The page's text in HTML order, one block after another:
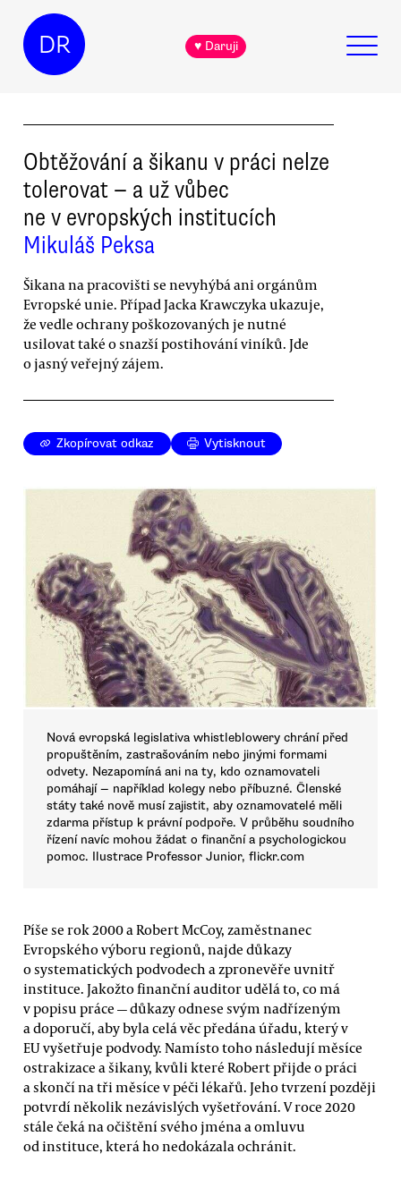
DR ♥ Daruji
Obtěžování a šikanu v práci nelze
tolerovat — a už vůbec
ne v evropských institucích
Mikuláš Peksa
Šikana na pracovišti se nevyhýbá ani orgánům
Evropské unie. Případ Jacka Krawczyka ukazuje,
že vedle ochrany poškozovaných je nutné
usilovat také o snazší postihování viníků. Jde
o jasný veřejný zájem.
Zkopírovat odkaz Vytisknout
Nová evropská legislativa whistleblowery chrání před
propuštěním, zastrašováním nebo jinými formami
odvety. Nezapomíná ani na ty, kdo oznamovateli
pomáhají — například kolegy nebo příbuzné. Členské
státy také nově musí zajistit, aby oznamovatelé měli
zdarma přístup k právní podpoře. V průběhu soudního
řízení navíc mohou žádat o finanční a psychologickou
pomoc. Ilustrace Professor Junior, flickr.com
Píše se rok 2000 a Robert McCoy, zaměstnanec
Evropského výboru regionů, najde důkazy
o systematických podvodech a zpronevěře uvnitř
instituce. Jakožto finanční auditor udělá to, co má
v popisu práce — důkazy odnese svým nadřízeným
a doporučí, aby byla celá věc předána úřadu, který v
EU vyšetřuje podvody. Namísto toho následují měsíce
ostrakizace a šikany, kvůli které Robert přijde o práci
a skončí na tři měsíce v péči lékařů. Jeho tvrzení později
potvrdí několik nezávislých vyšetřování. V roce 2020
stále čeká na očištění svého jména a omluvu
od instituce, která ho nedokázala ochránit.